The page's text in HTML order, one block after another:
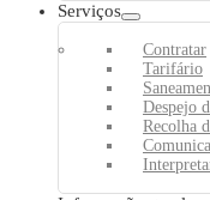
Serviços
Contratar
Tarifário
Despejo
Recolha